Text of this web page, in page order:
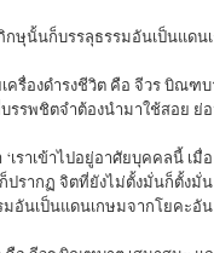
ษุนั้นก็บรรลุธรรมอันเป็นแดน
ครื่องดำรงชีวิต คือ จีวร บิณฑบ
รรพชิตจำต้องนำมาใช้สอย ย่
ราเข้าไปอยู่อาศัยบุคคลนี้ เมื่อ
รากฏ จิตที่ยังไม่ตั้งมั่นก็ตั้งมั่
มอันเป็นแดนเกษมจากโยคะอั